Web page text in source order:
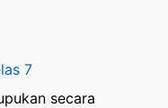
7
secara